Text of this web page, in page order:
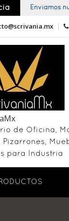
Enviamos
de Oficina,
Pizarrones,
para Industria